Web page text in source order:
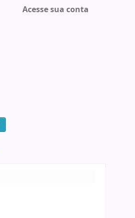
Acesse sua conta